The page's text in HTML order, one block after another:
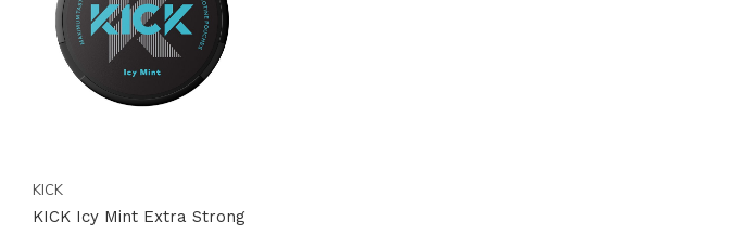
KICK
KICK Icy Mint Extra Strong